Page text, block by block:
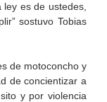
es de ustedes,
sostuvo Tobias
de motoconcho y
de concientizar a
y por violencia